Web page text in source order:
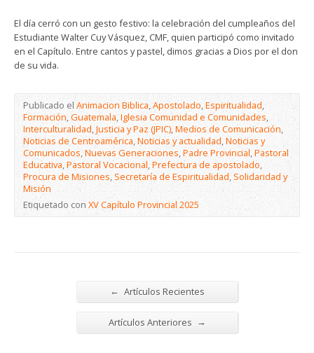
El día cerró con un gesto festivo: la celebración del cumpleaños del
Estudiante Walter Cuy Vásquez, CMF, quien participó como invitado
en el Capítulo. Entre cantos y pastel, dimos gracias a Dios por el don
de su vida.
Publicado el Animacion Biblica,Apostolado,Espiritualidad,
Formación,Guatemala,Iglesia Comunidad e Comunidades,
Interculturalidad,Justicia y Paz (JPIC),Medios de Comunicación,
Noticias de Centroamérica,Noticias y actualidad,Noticias y
Comunicados,Nuevas Generaciones,Padre Provincial,Pastoral
Educativa,Pastoral Vocacional,Prefectura de apostolado,
Procura de Misiones, Secretaría de Espiritualidad,Solidaridad y
Misión
Etiquetado conXV Capítulo Provincial 2025
← Artículos Recientes
Artículos Anteriores →